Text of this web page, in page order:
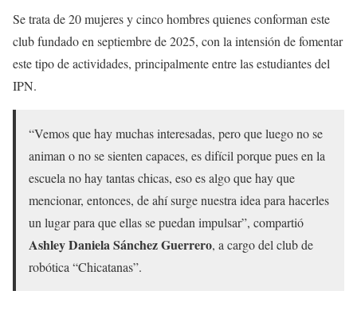
Se trata de 20 mujeres y cinco hombres quienes conforman este
club fundado en septiembre de 2025, con la intensión de fomentar
este tipo de actividades, principalmente entre las estudiantes del
IPN.
“Vemos que hay muchas interesadas, pero que luego no se
animan o no se sienten capaces, es difícil porque pues en la
escuela no hay tantas chicas, eso es algo que hay que
mencionar, entonces, de ahí surge nuestra idea para hacerles
un lugar para que ellas se puedan impulsar”, compartió
Ashley Daniela Sánchez Guerrero, a cargo del club de
robótica “Chicatanas”.